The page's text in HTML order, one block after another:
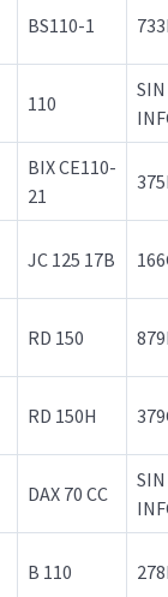
BS110-1
110
SIN
BIX CE110-
21
JC 125 17B
RD 150
RD 150H
DAX 70 CC
SIN
B 110